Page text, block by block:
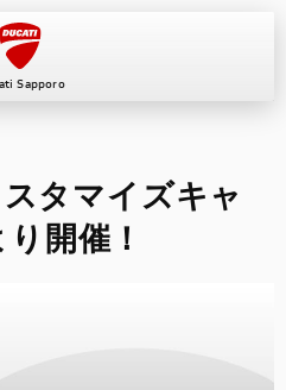
Sapporo
タマイズキャ
開催！